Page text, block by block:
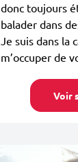
donc toujours
balader dans
Je suis dans la
m’occuper de
Voir